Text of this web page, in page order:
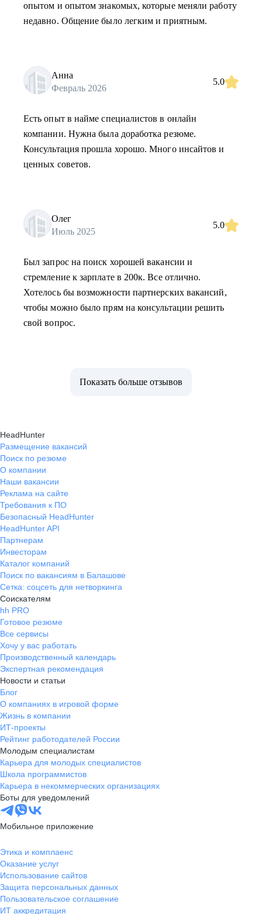
опытом и опытом знакомых, которые меняли работу
недавно. Общение было легким и приятным.
Анна
Февраль 2026
5.0
Есть опыт в найме специалистов в онлайн
компании. Нужна была доработка резюме.
Консультация прошла хорошо. Много инсайтов и
ценных советов.
Олег
Июль 2025
5.0
Был запрос на поиск хорошей вакансии и
стремление к зарплате в 200к. Все отлично.
Хотелось бы возможности партнерских вакансий,
чтобы можно было прям на консультации решить
свой вопрос.
Показать больше отзывов
HeadHunter
Размещение вакансий
Поиск по резюме
О компании
Наши вакансии
Реклама на сайте
Требования к ПО
Безопасный HeadHunter
HeadHunter API
Партнерам
Инвесторам
Каталог компаний
Поиск по вакансиям в Балашове
Сетка: соцсеть для нетворкинга
Соискателям
hh PRO
Готовое резюме
Все сервисы
Хочу у вас работать
Производственный календарь
Экспертная рекомендация
Новости и статьи
Блог
О компаниях в игровой форме
Жизнь в компании
ИТ-проекты
Рейтинг работодателей России
Молодым специалистам
Карьера для молодых специалистов
Школа программистов
Карьера в некоммерческих организациях
Боты для уведомлений
Мобильное приложение
Этика и комплаенс
Оказание услуг
Использование сайтов
Защита персональных данных
Пользовательское соглашение
ИТ аккредитация